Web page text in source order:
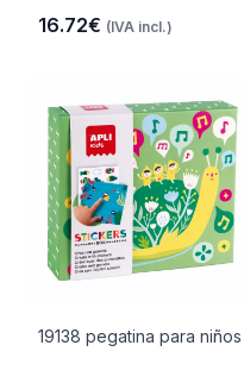
16.72€ (IVA incl.)
19138 pegatina para niños